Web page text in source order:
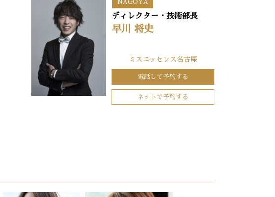
NAGOYA
ディレクター・技術部長
早川 将史
ミスエッセンス名古屋
電話して予約する
ネットで予約する